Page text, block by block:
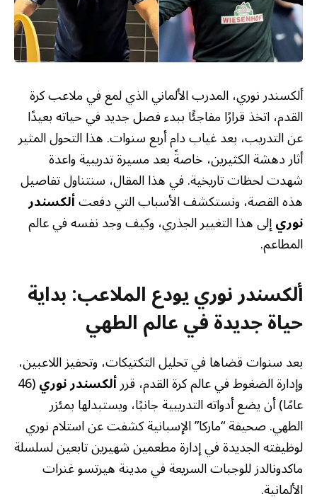
ألكسندر نوري، المدرب الألماني الذي لمع في ملاعب كرة
القدم، اتخذ قرارًا مفاجئًا ببدء فصل جديد في حياته بعيدًا
عن التدريب، بعد غياب دام أربع سنوات. هذا التحول المثير
أثار دهشة الكثيرين، خاصةً بعد مسيرة تدريبية واعدة
شهدت لحظات تاريخية. في هذا المقال، سنتناول تفاصيل
هذه القصة، ونستكشف الأسباب التي دفعتألكسندر
نوريإلى هذا التغيير الجذري، وكيف وجد نفسه في عالم
المطاعم.
ألكسندر نوري يودع الملاعب: بداية
حياة جديدة في عالم الطهي
بعد سنوات قضاها في تحليل التكتيكات، وتحفيز اللاعبين،
وإدارة الضغوط في عالم كرة القدم، قررألكسندر نوري (46
عامًا) أن يضع أدواته التدريبية جانبًا، ويستبدلها بمئزر
الطهي. صحيفة “ماركا” الإسبانية كشفت عن استلام نوري
لوظيفته الجديدة في إدارة مطعمين شهيرين تابعين لسلسلة
ماكدونالدز للوجبات السريعة في مدينة هيرتسو غنرات
الألمانية.